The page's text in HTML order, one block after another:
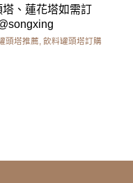
、蓮花塔如需訂
頭塔推薦 飲料罐頭塔訂購